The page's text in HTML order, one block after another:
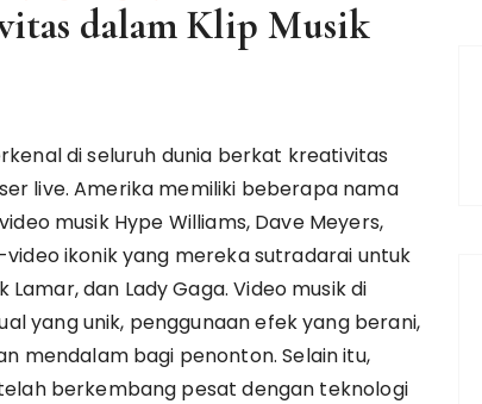
dalam Klip Musik
di seluruh dunia berkat kreativitas
live. Amerika memiliki beberapa nama
musik Hype Williams, Dave Meyers,
ikonik yang mereka sutradarai untuk
dan Lady Gaga. Video musik di
yang unik, penggunaan efek yang berani,
mendalam bagi penonton. Selain itu,
berkembang pesat dengan teknologi